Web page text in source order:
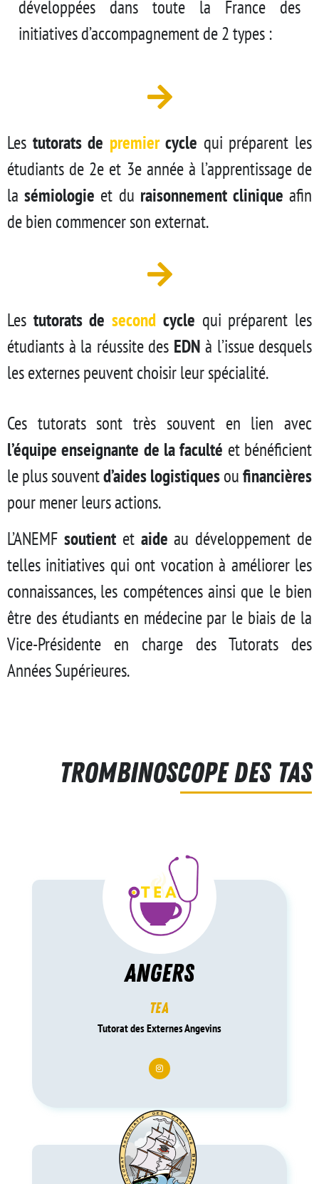
développées dans toute la France des
initiatives d’accompagnement de 2 types :
Les tutorats de premiercycle qui préparent les
étudiants de 2e et 3e année à l’apprentissage de
lasémiologie et du raisonnement clinique afin
de bien commencer son externat.
Les tutorats desecond cycle qui préparent les
étudiants à la réussite des EDN à l’issue desquels
les externes peuvent choisir leur spécialité.
Ces tutorats sont très souvent en lien avec
l’équipe enseignante de la faculté et bénéficient
le plus souventd’aides logistiquesoufinancières
pour mener leurs actions.
L’ANEMF soutientet aide au développement de
telles initiatives qui ont vocation à améliorer les
connaissances, les compétences ainsi que le bien
être des étudiants en médecine par le biais de la
Vice-Présidente en charge des Tutorats des
Années Supérieures.
TROMBINOSCOPE DES TAS
ANGERS
TEA
Tutorat des Externes Angevins